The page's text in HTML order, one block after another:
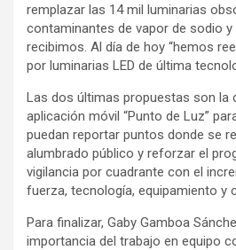
remplazar las 14 mil luminarias
contaminantes de vapor de sodio
recibimos. Al día de hoy “hemos
por luminarias LED de última
Las dos últimas propuestas son la
aplicación móvil “Punto de Luz”
puedan reportar puntos donde se
alumbrado público y reforzar el
vigilancia por cuadrante con el
fuerza, tecnología, equipamiento y
Para finalizar, Gaby Gamboa
importancia del trabajo en equipo